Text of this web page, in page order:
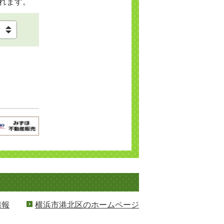
ます。
横浜市港北区のホームページ